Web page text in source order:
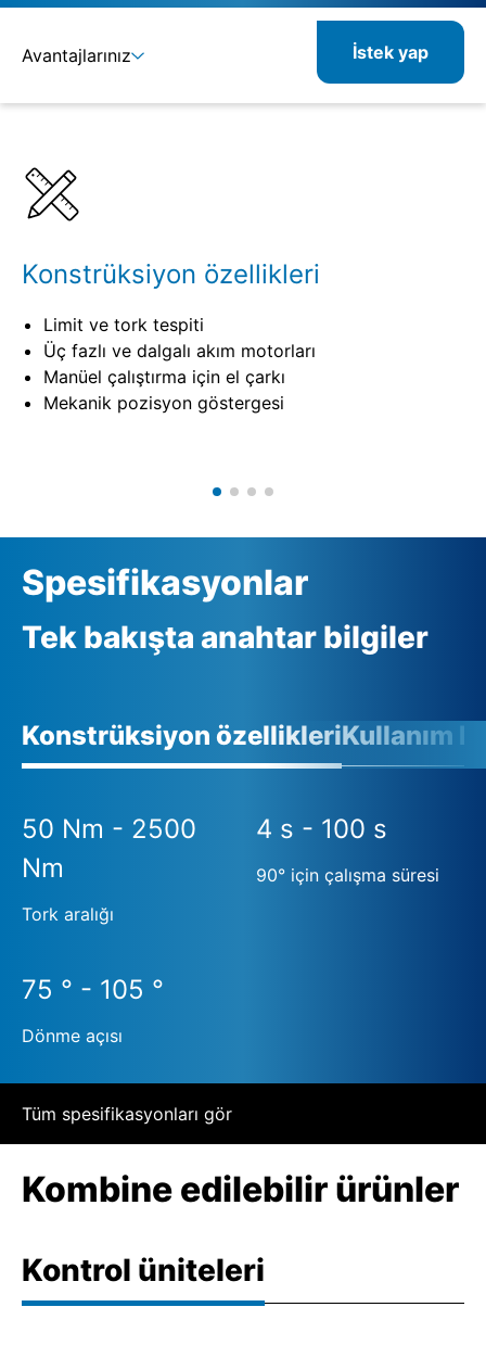
Avantajlarınız
Kombine edilebilir ürünler
İlgili ürünler
İstek yap
Konstrüksiyon özellikleri
Limit ve tork tespiti
Üç fazlı ve dalgalı akım motorları
Manüel çalıştırma için el çarkı
Mekanik pozisyon göstergesi
Spesifikasyonlar
Tek bakışta anahtar bilgiler
Konstrüksiyon özellikleriKullanım
50 Nm - 2500
Nm
Tork aralığı
4 s - 100 s
90° için çalışma süresi
75 ° - 105 °
Dönme açısı
Tüm spesifikasyonları gör
Kombine edilebilir ürünler
Kontrol üniteleri